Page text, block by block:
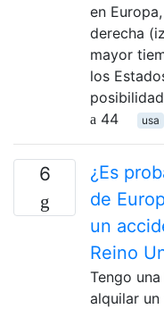
en
derecha
mayor
los
44
usa
6
¿Es
de
un
Reino
Tengo
alquilar un